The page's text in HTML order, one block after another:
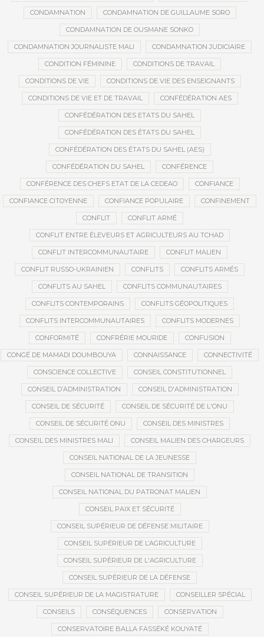
CONDAMNATION CONDAMNATION DE GUILLAUME SORO
CONDAMNATION DE OUSMANE SONKO
CONDAMNATION JOURNALISTE MALI CONDAMNATION JUDICIAIRE
CONDITION FÉMININE CONDITIONS DE TRAVAIL
CONDITIONS DE VIE CONDITIONS DE VIE DES ENSEIGNANTS
CONDITIONS DE VIE ET DE TRAVAIL CONFÉDÉRATION AES
CONFÉDÉRATION DES ETATS DU SAHEL
CONFÉDÉRATION DES ÉTATS DU SAHEL
CONFÉDÉRATION DES ÉTATS DU SAHEL (AES)
CONFÉDÉRATION DU SAHEL CONFÉRENCE
CONFÉRENCE DES CHEFS ETAT DE LA CEDEAO CONFIANCE
CONFIANCE CITOYENNE CONFIANCE POPULAIRE CONFINEMENT
CONFLIT CONFLIT ARMÉ
CONFLIT ENTRE ÉLEVEURS ET AGRICULTEURS AU TCHAD
CONFLIT INTERCOMMUNAUTAIRE CONFLIT MALIEN
CONFLIT RUSSO-UKRAINIEN CONFLITS CONFLITS ARMÉS
CONFLITS AU SAHEL CONFLITS COMMUNAUTAIRES
CONFLITS CONTEMPORAINS CONFLITS GÉOPOLITIQUES
CONFLITS INTERCOMMUNAUTAIRES CONFLITS MODERNES
CONFORMITÉ CONFRÉRIE MOURIDE CONFUSION
CONGÉ DE MAMADI DOUMBOUYA CONNAISSANCE CONNECTIVITÉ
CONSCIENCE COLLECTIVE CONSEIL CONSTITUTIONNEL
CONSEIL D’ADMINISTRATION CONSEIL D'ADMINISTRATION
CONSEIL DE SÉCURITÉ CONSEIL DE SÉCURITÉ DE L'ONU
CONSEIL DE SÉCURITÉ ONU CONSEIL DES MINISTRES
CONSEIL DES MINISTRES MALI CONSEIL MALIEN DES CHARGEURS
CONSEIL NATIONAL DE LA JEUNESSE
CONSEIL NATIONAL DE TRANSITION
CONSEIL NATIONAL DU PATRONAT MALIEN
CONSEIL PAIX ET SÉCURITÉ
CONSEIL SUPÉRIEUR DE DÉFENSE MILITAIRE
CONSEIL SUPÉRIEUR DE L’AGRICULTURE
CONSEIL SUPÉRIEUR DE L'AGRICULTURE
CONSEIL SUPÉRIEUR DE LA DÉFENSE
CONSEIL SUPÉRIEUR DE LA MAGISTRATURE CONSEILLER SPÉCIAL
CONSEILS CONSÉQUENCES CONSERVATION
CONSERVATOIRE BALLA FASSÉKÉ KOUYATÉ